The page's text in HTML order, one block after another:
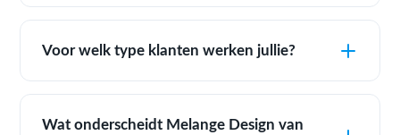
Voor welk type klanten werken jullie?
Wat onderscheidt Melange Design van